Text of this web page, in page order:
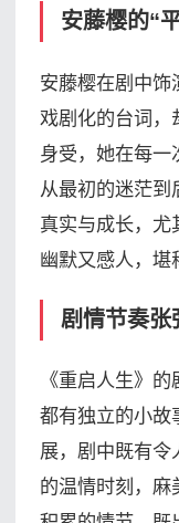
安藤樱的“
安藤樱在剧中饰
戏剧化的台词，
身受，她在每一
从最初的迷茫到
真实与成长，尤
幽默又感人，堪
剧情节奏张
《重启人生》
都有独立的小故
展，剧中既有令
的温情时刻，麻